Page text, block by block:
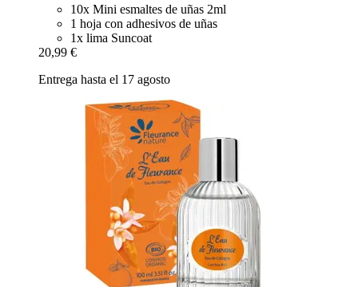
10x Mini esmaltes de uñas 2ml
1 hoja con adhesivos de uñas
1x lima Suncoat
20,99 €
Entrega hasta el 17 agosto